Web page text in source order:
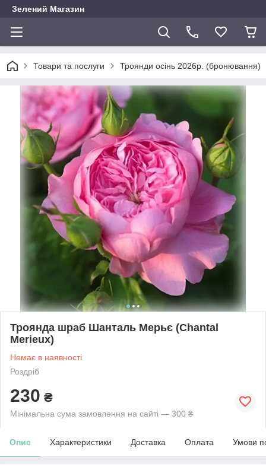
Зелений Магазин
Товари та послуги Троянди осінь 2026р. (бронювання)
Троянда шраб Шанталь Мерьє (Chantal
Merieux)
Немає в наявності
Роздріб
230 ₴
Мінімальна сума замовлення на сайті — 300 ₴
Опис Характеристики Доставка Оплата Умови